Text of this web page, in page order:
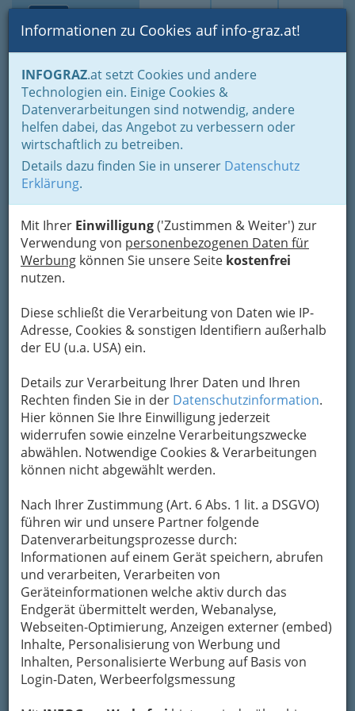
Suche Login Toggle
Informationen zu Cookies auf info-graz.at!
INFOGRAZ.at setzt Cookies und andere
Technologien ein. Einige Cookies &
Datenverarbeitungen sind notwendig, andere
helfen dabei, das Angebot zu verbessern oder
wirtschaftlich zu betreiben.
Details dazu finden Sie in unserer Datenschutz
Erklärung.
Mit Ihrer Einwilligung('Zustimmen & Weiter') zur
Verwendung von personenbezogenen Daten für
Werbung können Sie unsere Seite kostenfrei
nutzen.
Diese schließt die Verarbeitung von Daten wie IP-
Adresse, Cookies & sonstigen Identifiern außerhalb
der EU (u.a. USA) ein.
Details zur Verarbeitung Ihrer Daten und Ihren
Rechten finden Sie in der Datenschutzinformation.
Hier können Sie Ihre Einwilligung jederzeit
widerrufen sowie einzelne Verarbeitungszwecke
abwählen. Notwendige Cookies & Verarbeitungen
können nicht abgewählt werden.
Nach Ihrer Zustimmung (Art. 6 Abs. 1 lit. a DSGVO)
führen wir und unsere Partner folgende
Datenverarbeitungsprozesse durch:
Informationen auf einem Gerät speichern, abrufen
und verarbeiten, Verarbeiten von
Geräteinformationen welche aktiv durch das
Endgerät übermittelt werden, Webanalyse,
Webseiten-Optimierung, Anzeigen externer (embed)
Inhalte, Personalisierung von Werbung und
Inhalten, Personalisierte Werbung auf Basis von
Login-Daten, Werbeerfolgsmessung
Home Branchen
Wellness & Beauty
Berufsbild Friseur/Friseurin und
Perückenmacher/Perückenmacherin bzw. Stylist/Stylistin
Friseur Graz - Friseurin und
Perückenmacher -
Perückenmacherin bzw.
Stylist - Stylistin
Das sollte man
mitbringen.
Wer Friseur werden
will, muß schon einiges
Talent haben: zum
Farbgefühl, handwerkliches Geschick. Und vor
allem muß man gut mit Menschen umgehen
können
Was sonst noch zählt
Schulabschluß, Freundlichkeit,
körperliche Fitneß (auch bei langem Stehen), die
Haut darf nicht zu allergischen Überreaktionen
neigen.
Das
Ausbildungsprogramm: